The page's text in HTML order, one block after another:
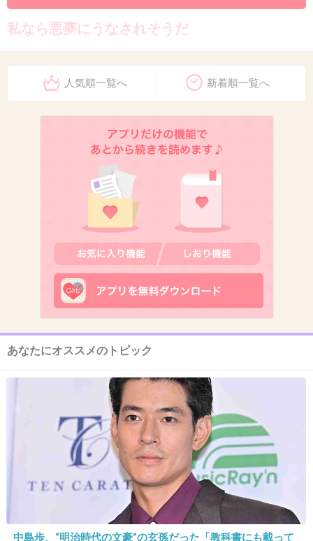
私なら悪夢にうなされそうだ
+88
2013/10/18(金) 19:21:06
+8
2013/10/18(金) 19:22:09
やるなら誰もこない場所で一人でやりなよ(´･_･
+63 -3
ほんとうに自殺なのかな、拳銃どこで手に入れ
たの・・・
自殺したっていうのは呼び出された３人の証言
なんでしょ？
+147
人気順一覧へ 新着順一覧へ
あなたにオススメのトピック
中島歩、“明治時代の文豪”の玄孫だった「教科書にも載って